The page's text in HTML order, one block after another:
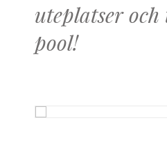
uteplatser
pool!